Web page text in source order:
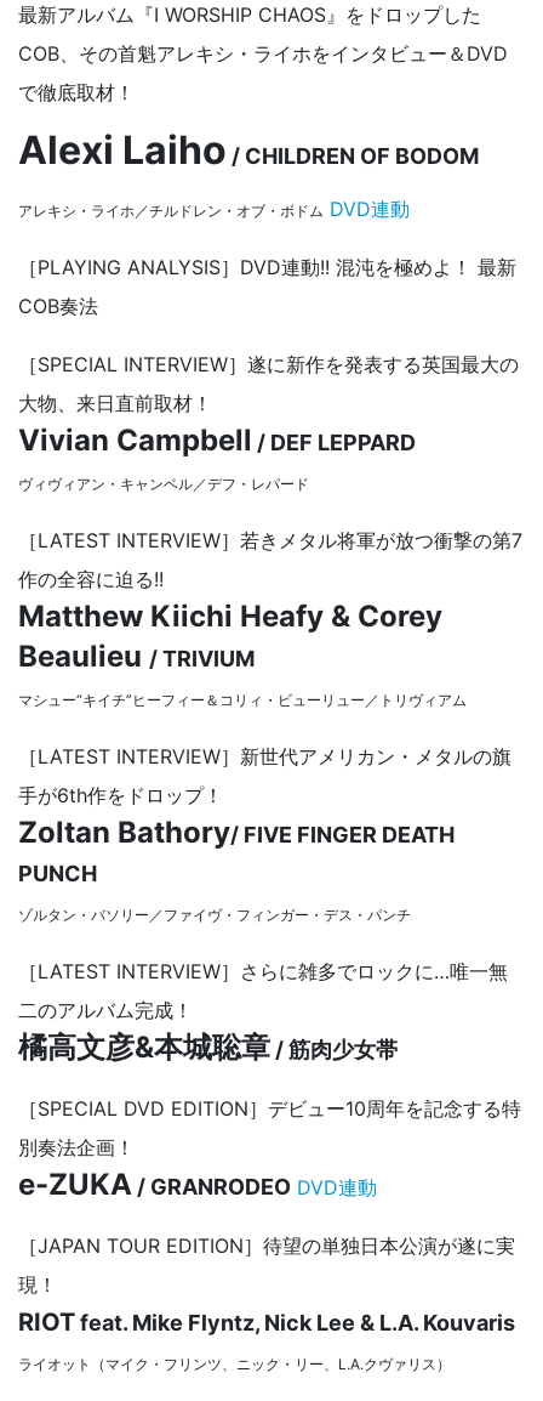
最新アルバム『I WORSHIP CHAOS』をドロップした
COB、その首魁アレキシ・ライホをインタビュー＆DVD
で徹底取材！
Alexi Laiho / CHILDREN OF BODOM
アレキシ・ライホ／チルドレン・オブ・ボドム DVD連動
［PLAYING ANALYSIS］DVD連動!! 混沌を極めよ！ 最新
COB奏法
［SPECIAL INTERVIEW］遂に新作を発表する英国最大の
大物、来日直前取材！
Vivian Campbell / DEF LEPPARD
ヴィヴィアン・キャンベル／デフ・レパード
［LATEST INTERVIEW］若きメタル将軍が放つ衝撃の第7
作の全容に迫る!!
Matthew Kiichi Heafy & Corey
Beaulieu / TRIVIUM
マシュー“キイチ”ヒーフィー＆コリィ・ビューリュー／トリヴィアム
［LATEST INTERVIEW］新世代アメリカン・メタルの旗
手が6th作をドロップ！
Zoltan Bathory/ FIVE FINGER DEATH
PUNCH
ゾルタン・バソリー／ファイヴ・フィンガー・デス・パンチ
［LATEST INTERVIEW］さらに雑多でロックに…唯一無
二のアルバム完成！
橘高文彦&本城聡章 / 筋肉少女帯
［SPECIAL DVD EDITION］デビュー10周年を記念する特
別奏法企画！
e-ZUKA / GRANRODEO DVD連動
［JAPAN TOUR EDITION］待望の単独日本公演が遂に実
現！
RIOTfeat. Mike Flyntz, Nick Lee & L.A. Kouvaris
ライオット（マイク・フリンツ、ニック・リー、L.A.クヴァリス）